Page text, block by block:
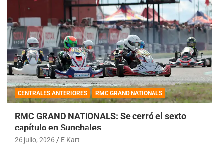
CENTRALES ANTERIORES RMC GRAND NATIONALS
RMC GRAND NATIONALS: Se cerró el sexto
capítulo en Sunchales
26 julio, 2026 E-Kart